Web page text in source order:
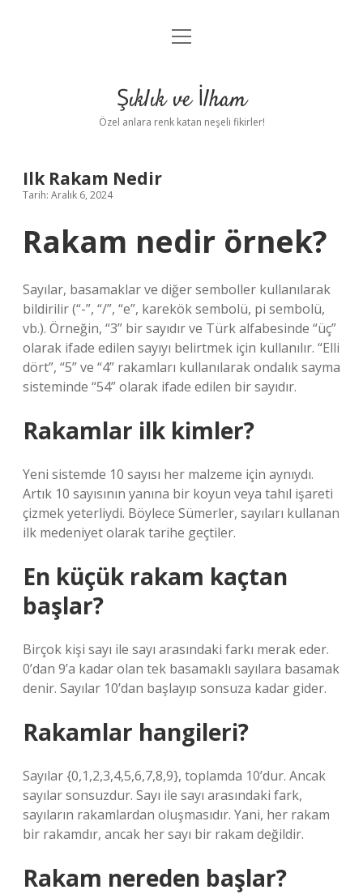
Anasayfa
Yasal Uyarı
menüyü
Şıklık ve İlham
Özel anlara renk katan neşeli fikirler!
Ilk Rakam Nedir
Tarih: Aralık 6, 2024
Rakam nedir örnek?
Sayılar, basamaklar ve diğer semboller kullanılarak
bildirilir (“-”, “/”, “e”, karekök sembolü, pi sembolü,
vb.). Örneğin, “3” bir sayıdır ve Türk alfabesinde “üç”
olarak ifade edilen sayıyı belirtmek için kullanılır. “Elli
dört”, “5” ve “4” rakamları kullanılarak ondalık sayma
sisteminde “54” olarak ifade edilen bir sayıdır.
Rakamlar ilk kimler?
Yeni sistemde 10 sayısı her malzeme için aynıydı.
Artık 10 sayısının yanına bir koyun veya tahıl işareti
çizmek yeterliydi. Böylece Sümerler, sayıları kullanan
ilk medeniyet olarak tarihe geçtiler.
En küçük rakam kaçtan
başlar?
Birçok kişi sayı ile sayı arasındaki farkı merak eder.
0’dan 9’a kadar olan tek basamaklı sayılara basamak
denir. Sayılar 10’dan başlayıp sonsuza kadar gider.
Rakamlar hangileri?
Sayılar {0,1,2,3,4,5,6,7,8,9}, toplamda 10’dur. Ancak
sayılar sonsuzdur. Sayı ile sayı arasındaki fark,
sayıların rakamlardan oluşmasıdır. Yani, her rakam
bir rakamdır, ancak her sayı bir rakam değildir.
Rakam nereden başlar?